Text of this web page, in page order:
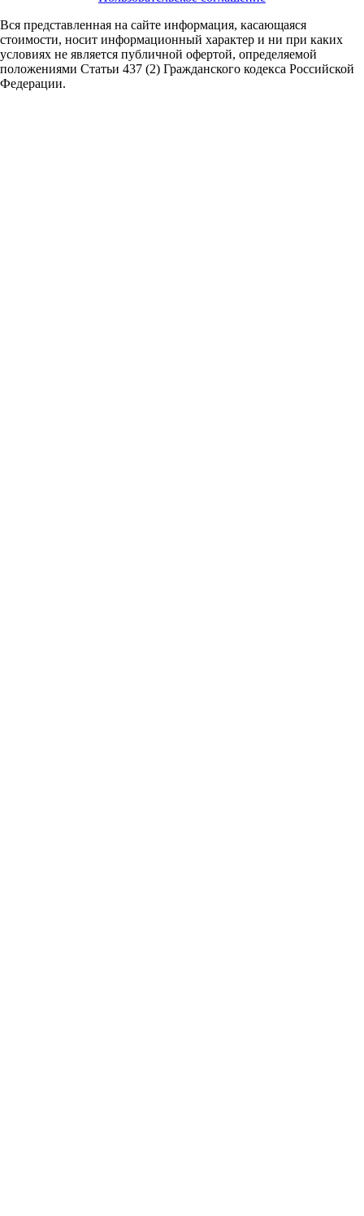
Вся представленная на сайте информация, касающаяся
стоимости, носит информационный характер и ни при каких
условиях не является публичной офертой, определяемой
положениями Статьи 437 (2) Гражданского кодекса Российской
Федерации.